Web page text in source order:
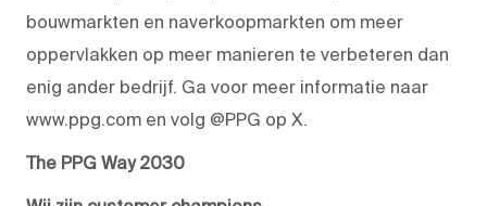
bouwmarkten en naverkoopmarkten om meer
oppervlakken op meer manieren te verbeteren dan
enig ander bedrijf. Ga voor meer informatie naar
www.ppg.com en volg @PPG op X.
The PPG Way 2030